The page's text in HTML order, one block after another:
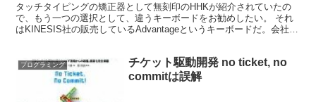
タッチタイピングの矯正器として無刻印のHHKが紹介されていたの
で、もう一つの選択として、違うキーボードをお勧めしたい。 それ
はKINESIS社の販売しているAdvantageというキーボードだ。会社を
プログラミング
チケット駆動開発 no ticket, no
commitは誤解